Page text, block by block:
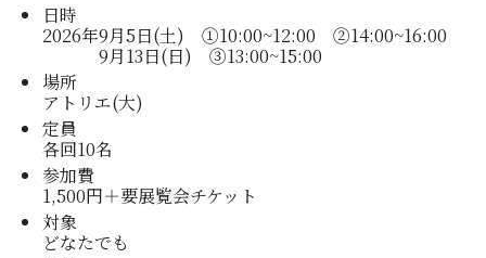
日時
2026年9月5日(土)
①10:00~12:00 ②14:00~16:00
9月13日(日) ③13:00~15:00
場所
アトリエ(大)
定員
各回10名
参加費
1,500円＋要展覧会チケット
対象
どなたでも